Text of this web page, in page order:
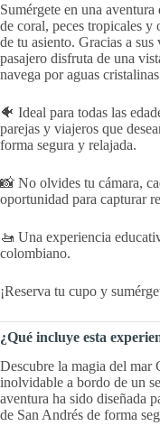
Sumérgete en una
de coral, peces tropicales y
de tu asiento. Gracias a sus
pasajero disfruta de una
navega por aguas
🐠 Ideal para todas las
parejas y viajeros que
forma segura y relajada.
📸 No olvides tu cámara,
oportunidad para capturar
🚤 Una experiencia
colombiano.
¡Reserva tu cupo y
¿Qué incluye esta
Descubre la magia del mar
inolvidable a bordo de un
aventura ha sido diseñada
de San Andrés de forma